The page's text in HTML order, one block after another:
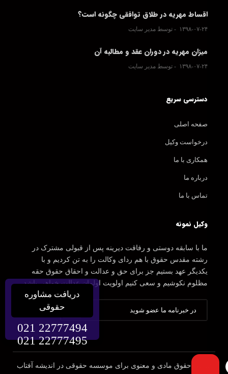
اقساط مهریه در طلاق توافقی چگونه است؟
۱۳۹۸-۰۷-۲۴ توسط مدیر سایت
میزان مهریه در دوران عقد و مطالبه آن
۱۳۹۸-۰۷-۲۴ توسط مدیر سایت
دسترسی سریع
صفحه اصلی
درخواست وکیل
همکاری با ما
درباره ما
تماس با ما
وکیل نمونه
ما با سابقه دوستی و رفاقت دیرینه پس از قبولی مشترک در
رشته مقدس حقوق با هم ردای وکالت را به تن کردیم و با
یکدیگر عهد بستیم جز برای حق و عدالت و احقاق حقوق حقه
مظلوم نکوشیم و سعی کنیم اولویت اولمان عدالت خواهی باشد.
تمامی حقوق مادی و معنوی برای موسسه حقوقی در اندیشه آفتاب
دریافت مشاوره
حقوقی
021 22777494
021 22777495